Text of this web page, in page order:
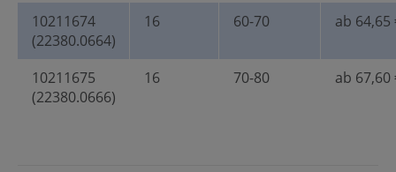
10211674
(22380.0664)
16 60-70 ab 64,65
10211675
(22380.0666)
16 70-80 ab 67,60